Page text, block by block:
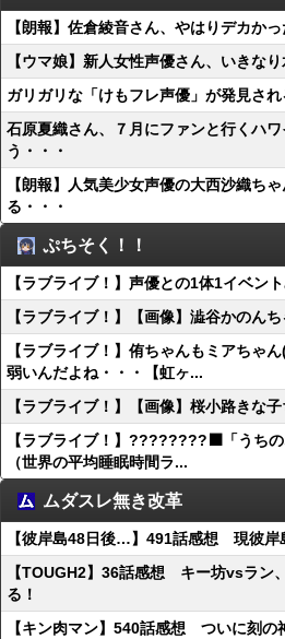
【朗報】佐倉綾音さん、やはりデカかっ
【ウマ娘】新人女性声優さん、いきな
ガリガリな「けもフレ声優」が発見され
石原夏織さん、７月にファンと行くハ
う・・・
【朗報】人気美少女声優の大西沙織ち
る・・・
ぷちそく！！
【ラブライブ！】声優との1体1イベン
【ラブライブ！】【画像】澁谷かのん
【ラブライブ！】侑ちゃんもミアちゃ
弱いんだよね・・・【虹ヶ...
【ラブライブ！】【画像】桜小路きな
【ラブライブ！】????????‍⬛「うち
（世界の平均睡眠時間ラ...
ムダスレ無き改革
【彼岸島48日後…】491話感想 現彼岸
【TOUGH2】36話感想 キー坊vsラン
る！
【キン肉マン】540話感想 ついに刻の